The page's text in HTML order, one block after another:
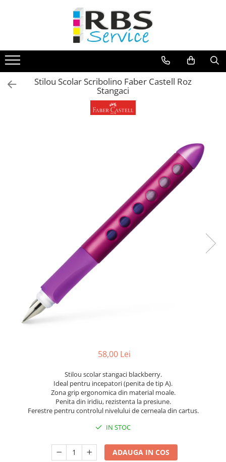
Echipamente de printare
Imprimante
Format mare - plotter
Consumabile echipamente
Flacoane Cerneală
Cilindrii / Drum Unit
Unitate Transfer / Belt Unit
Containere reziduale
Role Brother DK
Role Termice și Riboane
Role Brother CZ
Alte Consumabile
coduri de bare
Aparate de etichetat si imprimante
Stilou Scolar Scribolino Faber Castell Roz
Stangaci
58,00 Lei
Stilou scolar stangaci blackberry.
Ideal pentru incepatori (penita de tip A).
Zona grip ergonomica din material moale.
Penita din iridiu, rezistenta la presiune.
Ferestre pentru controlul nivelului de cerneala din cartus.
IN STOC
ADAUGA IN COS